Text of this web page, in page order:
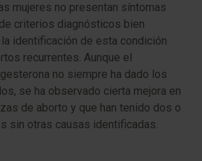
mujeres no presentan síntomas
criterios diagnósticos bien
identificación de esta condición
recurrentes. Aunque el
no siempre ha dado los
se ha observado cierta mejora en
de aborto y que han tenido dos o
sin otras causas identificadas.